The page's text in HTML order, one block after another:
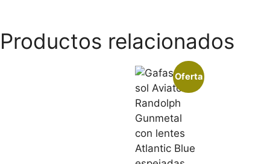
Productos relacionados
Oferta